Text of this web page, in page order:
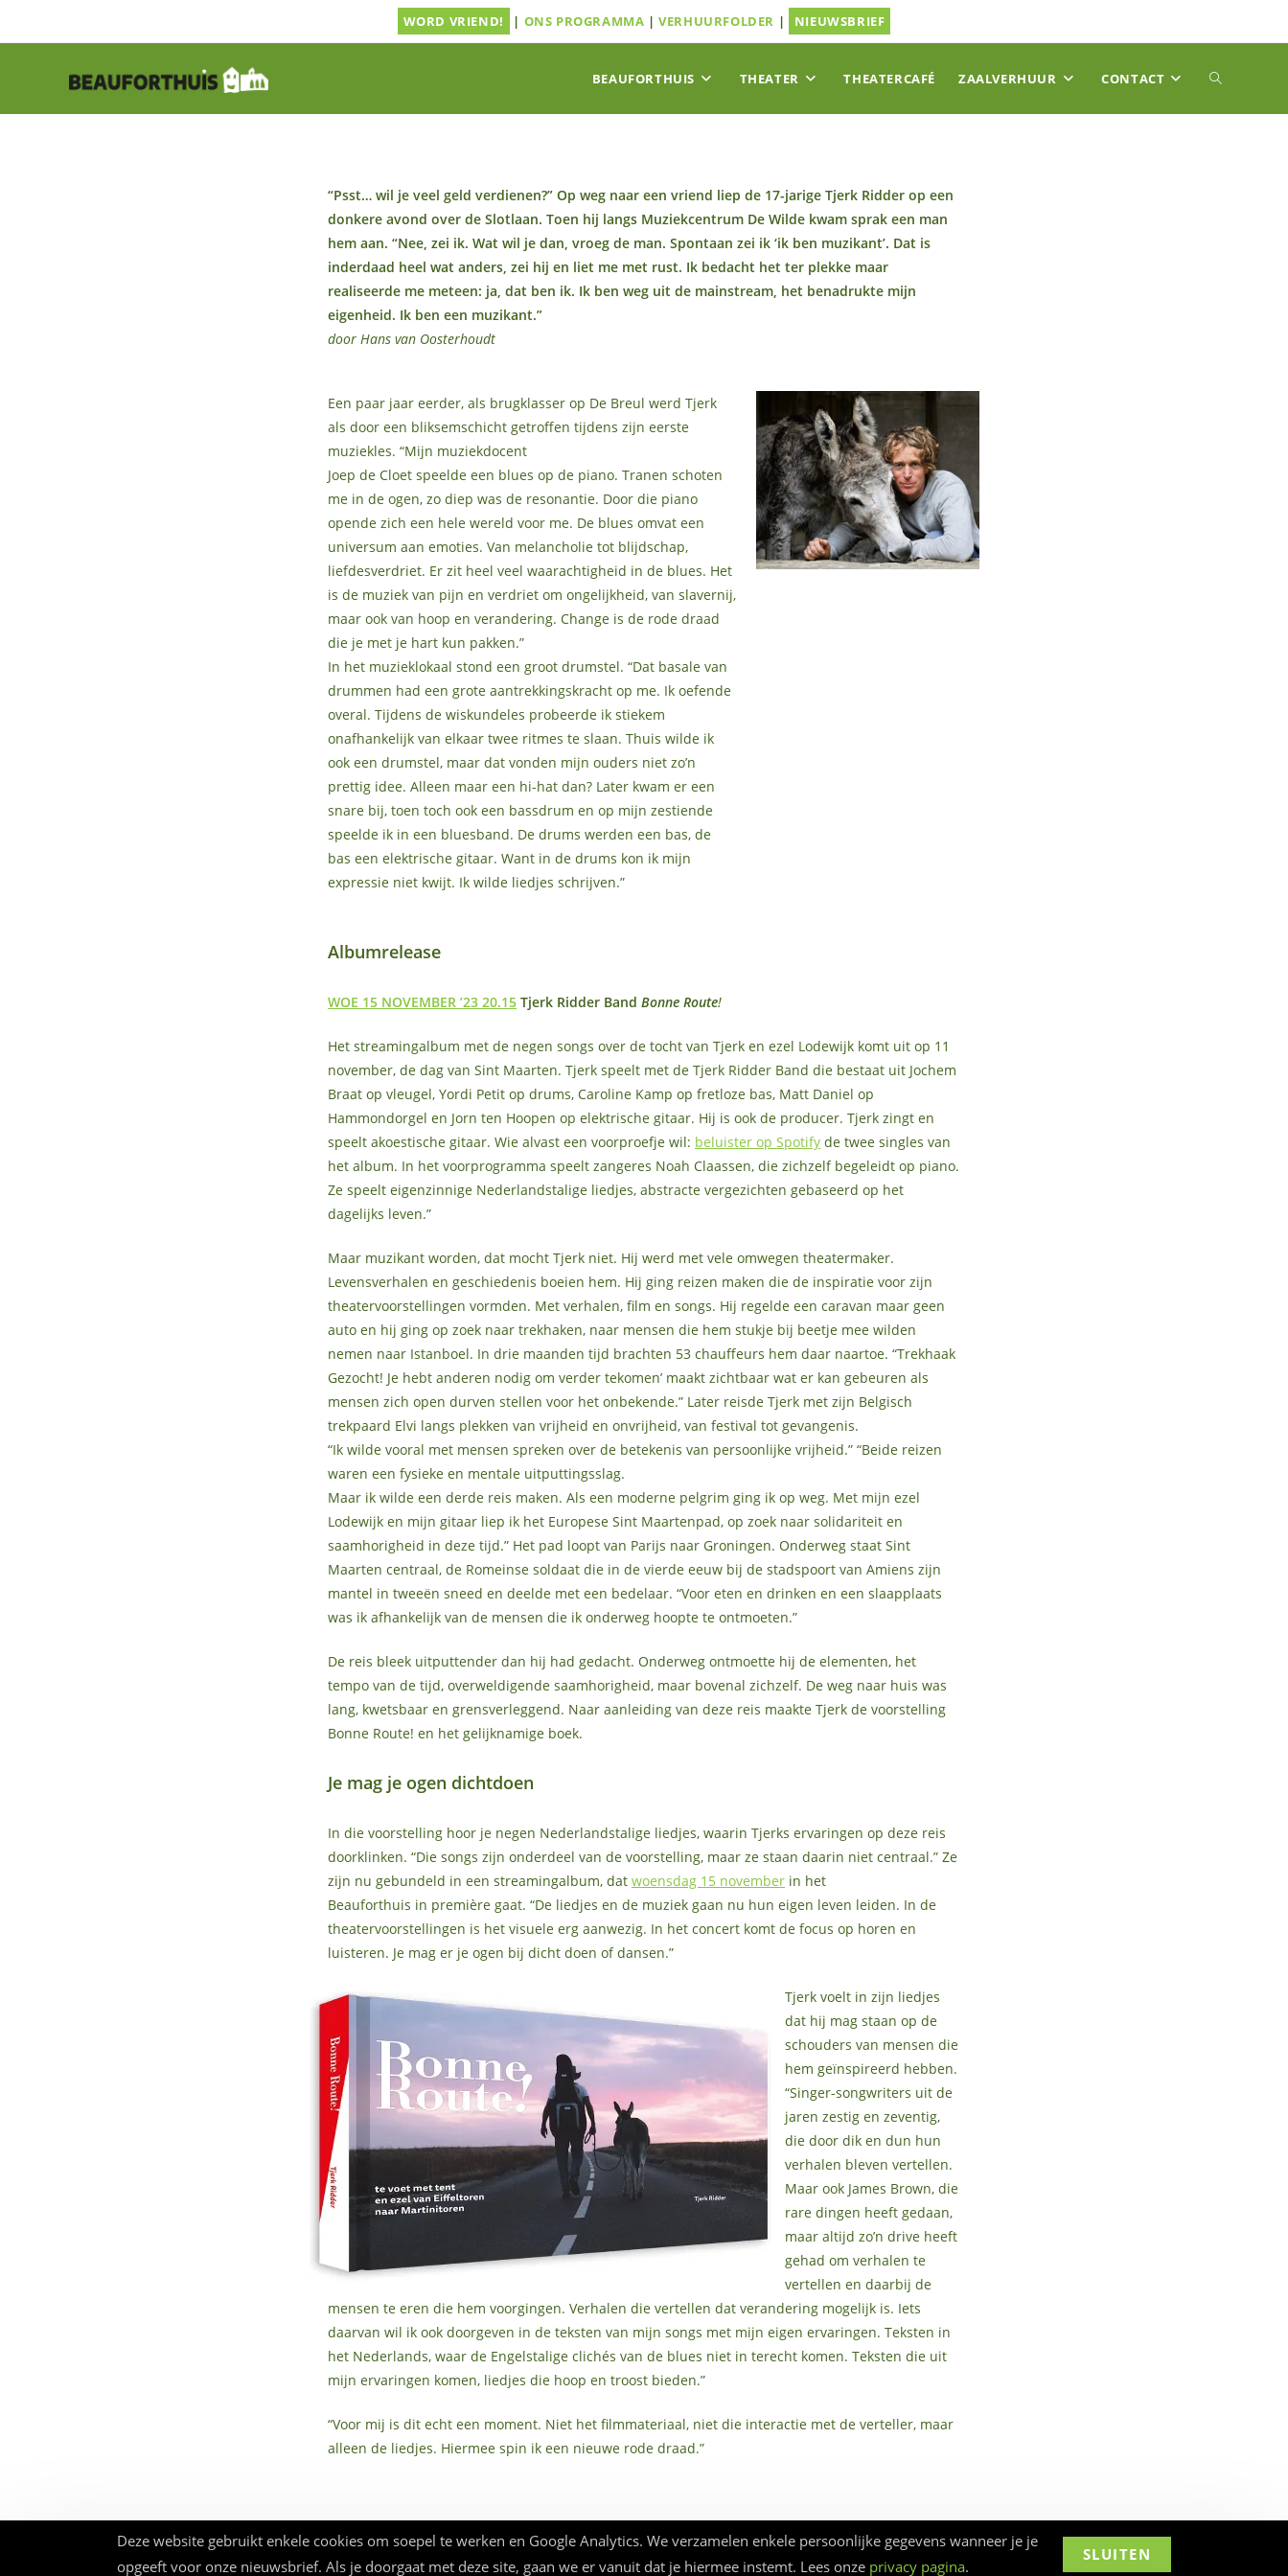
WORD VRIEND! | ONS PROGRAMMA |VERHUURFOLDER | NIEUWSBRIEF
BEAUFORTHUIS THEATER THEATERCAFÉ ZAALVERHUUR CONTACT TOGGLE
“Psst… wil je veel geld verdienen?” Op weg naar een vriend liep de 17-jarige Tjerk Ridder op een
donkere avond over de Slotlaan. Toen hij langs Muziekcentrum De Wilde kwam sprak een man
hem aan. “Nee, zei ik. Wat wil je dan, vroeg de man. Spontaan zei ik ‘ik ben muzikant’. Dat is
inderdaad heel wat anders, zei hij en liet me met rust. Ik bedacht het ter plekke maar
realiseerde me meteen: ja, dat ben ik. Ik ben weg uit de mainstream, het benadrukte mijn
eigenheid. Ik ben een muzikant.”
door Hans van Oosterhoudt
Een paar jaar eerder, als brugklasser op De Breul werd Tjerk
als door een bliksemschicht getroffen tijdens zijn eerste
muziekles. “Mijn muziekdocent
Joep de Cloet speelde een blues op de piano. Tranen schoten
me in de ogen, zo diep was de resonantie. Door die piano
opende zich een hele wereld voor me. De blues omvat een
universum aan emoties. Van melancholie tot blijdschap,
liefdesverdriet. Er zit heel veel waarachtigheid in de blues. Het
is de muziek van pijn en verdriet om ongelijkheid, van slavernij,
maar ook van hoop en verandering. Change is de rode draad
die je met je hart kun pakken.”
In het muzieklokaal stond een groot drumstel. “Dat basale van
drummen had een grote aantrekkingskracht op me. Ik oefende
overal. Tijdens de wiskundeles probeerde ik stiekem
onafhankelijk van elkaar twee ritmes te slaan. Thuis wilde ik
ook een drumstel, maar dat vonden mijn ouders niet zo’n
prettig idee. Alleen maar een hi-hat dan? Later kwam er een
snare bij, toen toch ook een bassdrum en op mijn zestiende
speelde ik in een bluesband. De drums werden een bas, de
bas een elektrische gitaar. Want in de drums kon ik mijn
expressie niet kwijt. Ik wilde liedjes schrijven.”
Albumrelease
WOE 15 NOVEMBER ’23 20.15 Tjerk Ridder Band Bonne Route!
Het streamingalbum met de negen songs over de tocht van Tjerk en ezel Lodewijk komt uit op 11
november, de dag van Sint Maarten. Tjerk speelt met de Tjerk Ridder Band die bestaat uit Jochem
Braat op vleugel, Yordi Petit op drums, Caroline Kamp op fretloze bas, Matt Daniel op
Hammondorgel en Jorn ten Hoopen op elektrische gitaar. Hij is ook de producer. Tjerk zingt en
speelt akoestische gitaar. Wie alvast een voorproefje wil: beluister op Spotify de twee singles van
het album. In het voorprogramma speelt zangeres Noah Claassen, die zichzelf begeleidt op piano.
Ze speelt eigenzinnige Nederlandstalige liedjes, abstracte vergezichten gebaseerd op het
dagelijks leven.”
Maar muzikant worden, dat mocht Tjerk niet. Hij werd met vele omwegen theatermaker.
Levensverhalen en geschiedenis boeien hem. Hij ging reizen maken die de inspiratie voor zijn
theatervoorstellingen vormden. Met verhalen, film en songs. Hij regelde een caravan maar geen
auto en hij ging op zoek naar trekhaken, naar mensen die hem stukje bij beetje mee wilden
nemen naar Istanboel. In drie maanden tijd brachten 53 chauffeurs hem daar naartoe. “Trekhaak
Gezocht! Je hebt anderen nodig om verder tekomen’ maakt zichtbaar wat er kan gebeuren als
mensen zich open durven stellen voor het onbekende.” Later reisde Tjerk met zijn Belgisch
trekpaard Elvi langs plekken van vrijheid en onvrijheid, van festival tot gevangenis.
“Ik wilde vooral met mensen spreken over de betekenis van persoonlijke vrijheid.” “Beide reizen
waren een fysieke en mentale uitputtingsslag.
Maar ik wilde een derde reis maken. Als een moderne pelgrim ging ik op weg. Met mijn ezel
Lodewijk en mijn gitaar liep ik het Europese Sint Maartenpad, op zoek naar solidariteit en
saamhorigheid in deze tijd.” Het pad loopt van Parijs naar Groningen. Onderweg staat Sint
Maarten centraal, de Romeinse soldaat die in de vierde eeuw bij de stadspoort van Amiens zijn
mantel in tweeën sneed en deelde met een bedelaar. “Voor eten en drinken en een slaapplaats
was ik afhankelijk van de mensen die ik onderweg hoopte te ontmoeten.”
De reis bleek uitputtender dan hij had gedacht. Onderweg ontmoette hij de elementen, het
tempo van de tijd, overweldigende saamhorigheid, maar bovenal zichzelf. De weg naar huis was
lang, kwetsbaar en grensverleggend. Naar aanleiding van deze reis maakte Tjerk de voorstelling
Bonne Route! en het gelijknamige boek.
Je mag je ogen dichtdoen
In die voorstelling hoor je negen Nederlandstalige liedjes, waarin Tjerks ervaringen op deze reis
doorklinken. “Die songs zijn onderdeel van de voorstelling, maar ze staan daarin niet centraal.” Ze
zijn nu gebundeld in een streamingalbum, dat woensdag 15 november in het
Beauforthuis in première gaat. “De liedjes en de muziek gaan nu hun eigen leven leiden. In de
theatervoorstellingen is het visuele erg aanwezig. In het concert komt de focus op horen en
luisteren. Je mag er je ogen bij dicht doen of dansen.”
Tjerk voelt in zijn liedjes
dat hij mag staan op de
schouders van mensen die
hem geïnspireerd hebben.
“Singer-songwriters uit de
jaren zestig en zeventig,
die door dik en dun hun
verhalen bleven vertellen.
Maar ook James Brown, die
rare dingen heeft gedaan,
maar altijd zo’n drive heeft
gehad om verhalen te
vertellen en daarbij de
mensen te eren die hem voorgingen. Verhalen die vertellen dat verandering mogelijk is. Iets
daarvan wil ik ook doorgeven in de teksten van mijn songs met mijn eigen ervaringen. Teksten in
het Nederlands, waar de Engelstalige clichés van de blues niet in terecht komen. Teksten die uit
mijn ervaringen komen, liedjes die hoop en troost bieden.”
“Voor mij is dit echt een moment. Niet het filmmateriaal, niet die interactie met de verteller, maar
alleen de liedjes. Hiermee spin ik een nieuwe rode draad.”
© Beauforthuis 2026 - webbouwfrankma
Deze website gebruikt enkele cookies om soepel te werken en Google Analytics. We verzamelen enkele persoonlijke gegevens wanneer je je
opgeeft voor onze nieuwsbrief. Als je doorgaat met deze site, gaan we er vanuit dat je hiermee instemt. Lees onze privacy pagina.
SLUITEN